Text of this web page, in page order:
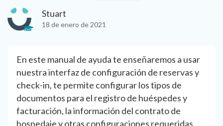
Stuart
18 de enero de 2021
En este manual de ayuda te enseñaremos a usar
nuestra interfaz de configuración de reservas y
check-in, te permite configurar los tipos de
documentos para el registro de huéspedes y
facturación, la información del contrato de
hospedaje y otras configuraciones requeridas